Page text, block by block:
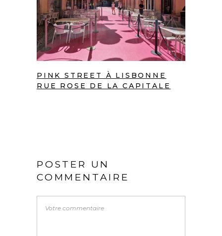
PINK STREET À LISBONNE
RUE ROSE DE LA CAPITALE
POSTER UN
COMMENTAIRE